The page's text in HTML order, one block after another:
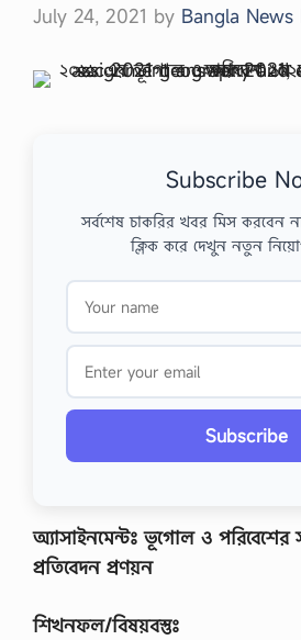
July 24, 2021 by Bangla News
Subscribe
সর্বশেষ চাকরির খবর মিস করবেন
ক্লিক করে দেখুন নতুন নিয়োগ
Subscribe
অ্যাসাইনমেন্টঃ ভূগােল ও পরিবেশের
প্রতিবেদন প্রণয়ন
শিখনফল/বিষয়বস্তুঃ